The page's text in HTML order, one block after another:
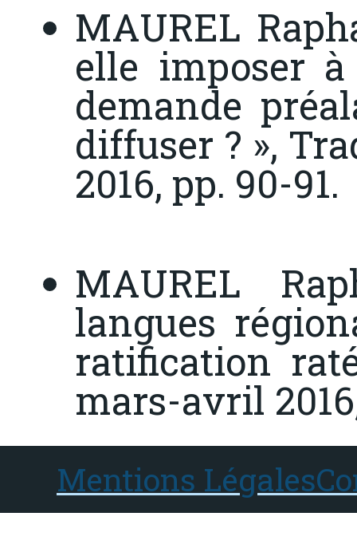
MAUREL
elle imposer
demande
diffuser ? »,
2016, pp. 90-91.
MAUREL
langues
ratification
mars-avril
Mentions Légales